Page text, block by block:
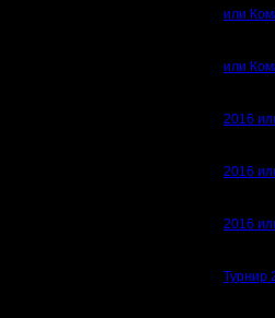
или
или
2016
2016
2016
Турнир